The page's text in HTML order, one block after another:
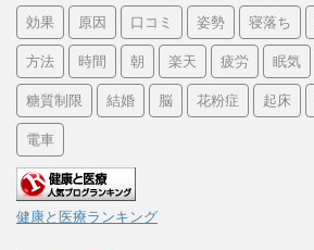
効果 原因 口コミ 姿勢 寝落ち
方法 時間 朝 楽天 疲労 眠気
糖質制限 結婚 脳 花粉症 起床
電車
健康と医療ランキング